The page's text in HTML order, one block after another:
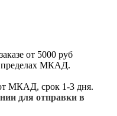
от 5000 руб
пределах МКАД.
МКАД, срок 1-3 дня.
для отправки в